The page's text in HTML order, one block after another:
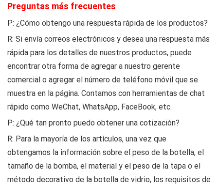
Preguntas más frecuentes
P: ¿Cómo obtengo una respuesta rápida de los productos?
R: Si envía correos electrónicos y desea una respuesta más
rápida para los detalles de nuestros productos, puede
encontrar otra forma de agregar a nuestro gerente
comercial o agregar el número de teléfono móvil que se
muestra en la página. Contamos con herramientas de chat
rápido como WeChat, WhatsApp, FaceBook, etc.
P: ¿Qué tan pronto puedo obtener una cotización?
R: Para la mayoría de los artículos, una vez que
obtengamos la información sobre el peso de la botella, el
tamaño de la bomba, el material y el peso de la tapa o el
método decorativo de la botella de vidrio, los requisitos de